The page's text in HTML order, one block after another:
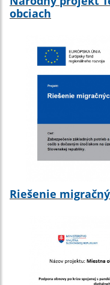
obciach
Riešenie